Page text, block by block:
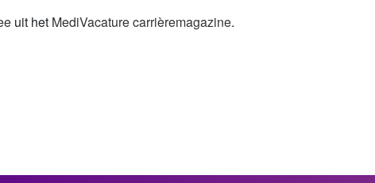
uit het MediVacature carrièremagazine.